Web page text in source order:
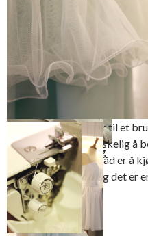
snorfot og elastisk tyll
Snorfot og fiskeline er
montert på maskinen
Still inn til en 3-trådig
rullesøm
Det går mange meter til et
– det er alltid litt vanskelig å
som er nok. Et godt råd er å
koster ikke så mye og det er
har nok.